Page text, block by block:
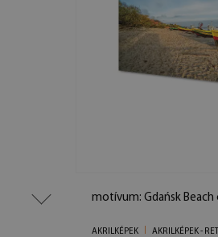
motívum: Gdańsk
AKRILKÉPEK
AKRILKÉPEK -